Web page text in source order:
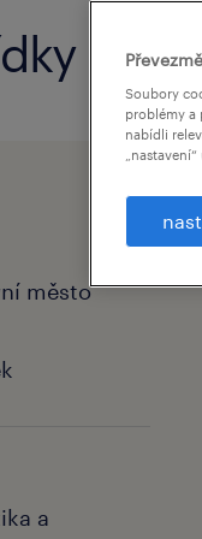
město
a
Soubory
problémy a
nabídli